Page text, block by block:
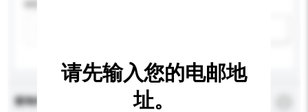
查询内容
请先输入您的电邮地
址。